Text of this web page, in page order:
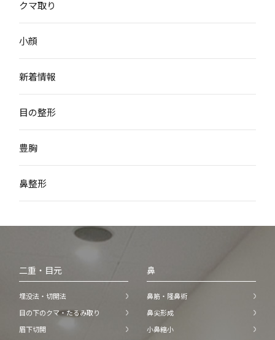
クマ取り
小顔
新着情報
目の整形
豊胸
鼻整形
二重・目元
埋没法・切開法
目の下のクマ・たるみ取り
眉下切開
鼻
鼻筋・隆鼻術
鼻尖形成
小鼻縮小